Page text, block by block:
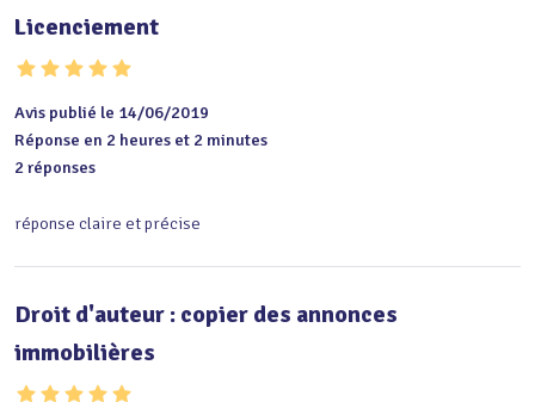
Licenciement
Avis publié le 14/06/2019
Réponse en 2 heures et 2 minutes
2 réponses
réponse claire et précise
Droit d'auteur : copier des annonces
immobilières